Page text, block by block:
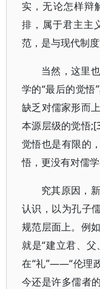
实，无论怎样辩
排，属于君主主
范，是与现代制
当然，这里
学的“最后的觉悟
缺乏对儒家形而
本源层级的觉悟
觉悟也是有限的
悟，更没有对儒
究其原因，
认识，以为孔子
规范层面上。例
就是“建立君、
在“礼”——“伦理
今还是许多儒者